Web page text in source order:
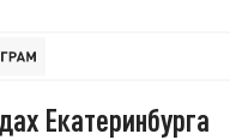
Екатеринбурга